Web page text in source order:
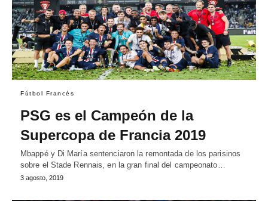
Fútbol Francés
PSG es el Campeón de la
Supercopa de Francia 2019
Mbappé y Di María sentenciaron la remontada de los parisinos
sobre el Stade Rennais, en la gran final del campeonato…
3 agosto, 2019